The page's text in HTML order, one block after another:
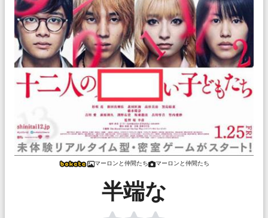
マーロンと仲間たち マーロンと仲間たち
半端な